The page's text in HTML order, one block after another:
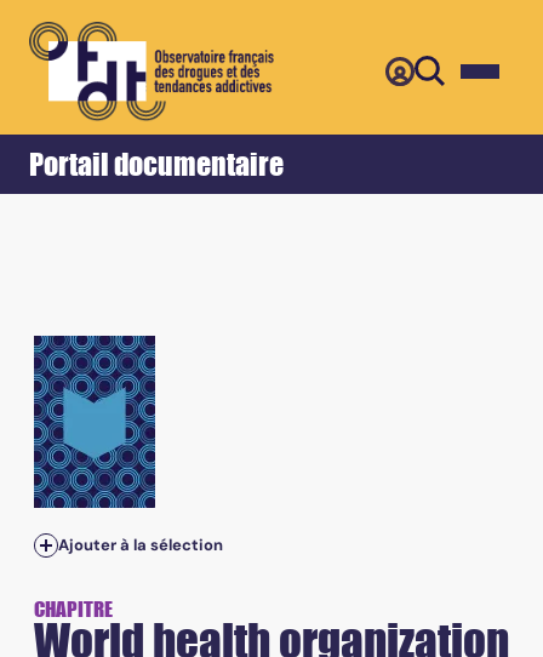
Portail documentaire
Accueil Retour
Ajouter à la sélection
CHAPITRE
World health organization